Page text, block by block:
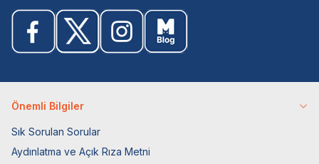
Önemli Bilgiler
Sık Sorulan Sorular
Aydınlatma ve Açık Rıza Metni